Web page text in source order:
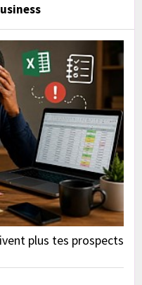
plus tes prospects